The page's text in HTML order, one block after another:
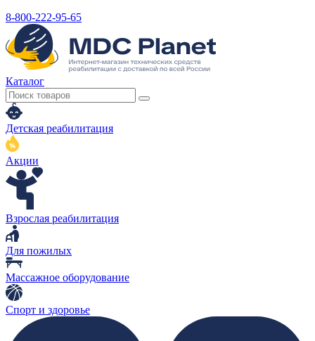
8-800-222-95-65
Каталог
Детская реабилитация
Акции
Взрослая реабилитация
Для пожилых
Массажное оборудование
Спорт и здоровье